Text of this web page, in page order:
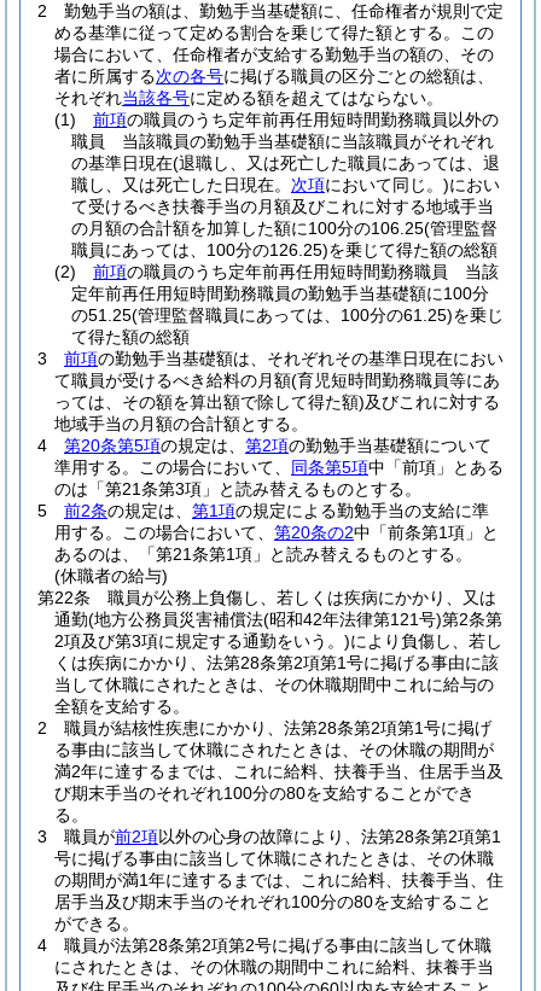
2
勤勉手当の額は、勤勉手当基礎額に、任命権者が規則で定
める基準に従って定める割合を乗じて得た額とする。
この
場合において、任命権者が支給する勤勉手当の額の、その
者に所属する次の各号に掲げる職員の区分ごとの総額は、
それぞれ当該各号に定める額を超えてはならない。
(1)
前項の職員のうち定年前再任用短時間勤務職員以外の
職員 当該職員の勤勉手当基礎額に当該職員がそれぞれ
の基準日現在(退職し、又は死亡した職員にあっては、退
職し、又は死亡した日現在。 次項において同じ。)におい
て受けるべき扶養手当の月額及びこれに対する地域手当
の月額の合計額を加算した額に100分の106.25(管理監督
職員にあっては、100分の126.25)を乗じて得た額の総額
(2)
前項の職員のうち定年前再任用短時間勤務職員 当該
定年前再任用短時間勤務職員の勤勉手当基礎額に100分
の51.25(管理監督職員にあっては、100分の61.25)を乗じ
て得た額の総額
3
前項の勤勉手当基礎額は、それぞれその基準日現在におい
て職員が受けるべき給料の月額(育児短時間勤務職員等にあ
っては、その額を算出額で除して得た額)及びこれに対する
地域手当の月額の合計額とする。
4
第20条第5項の規定は、 第2項の勤勉手当基礎額について
準用する。
この場合において、 同条第5項中「前項」とある
のは「第21条第3項」と読み替えるものとする。
5
前2条の規定は、 第1項の規定による勤勉手当の支給に準
用する。
この場合において、 第20条の2中「前条第1項」と
あるのは、「第21条第1項」と読み替えるものとする。
(休職者の給与)
第22条
職員が公務上負傷し、若しくは疾病にかかり、又は
通勤(地方公務員災害補償法(昭和42年法律第121号)第2条第
2項及び第3項に規定する通勤をいう。)により負傷し、若し
くは疾病にかかり、法第28条第2項第1号に掲げる事由に該
当して休職にされたときは、その休職期間中これに給与の
全額を支給する。
2
職員が結核性疾患にかかり、法第28条第2項第1号に掲げ
る事由に該当して休職にされたときは、その休職の期間が
満2年に達するまでは、これに給料、扶養手当、住居手当及
び期末手当のそれぞれ100分の80を支給することができ
る。
3
職員が前2項以外の心身の故障により、法第28条第2項第1
号に掲げる事由に該当して休職にされたときは、その休職
の期間が満1年に達するまでは、これに給料、扶養手当、住
居手当及び期末手当のそれぞれ100分の80を支給すること
ができる。
4
職員が法第28条第2項第2号に掲げる事由に該当して休職
にされたときは、その休職の期間中これに給料、抹養手当